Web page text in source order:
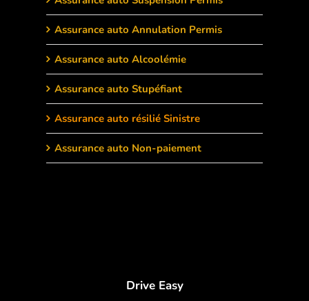
Assurance auto Annulation Permis
Assurance auto Alcoolémie
Assurance auto Stupéfiant
Assurance auto résilié Sinistre
Assurance auto Non-paiement
Drive Easy